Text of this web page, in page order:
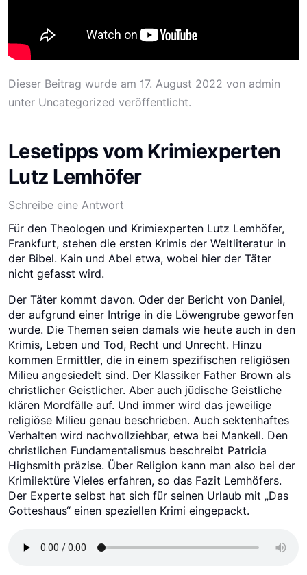
Dieser Beitrag wurde am 17. August 2022 von admin
unter Uncategorized veröffentlicht.
Lesetipps vom Krimiexperten
Lutz Lemhöfer
Schreibe eine Antwort
Für den Theologen und Krimiexperten Lutz Lemhöfer,
Frankfurt, stehen die ersten Krimis der Weltliteratur in
der Bibel. Kain und Abel etwa, wobei hier der Täter
nicht gefasst wird.
Der Täter kommt davon. Oder der Bericht von Daniel,
der aufgrund einer Intrige in die Löwengrube geworfen
wurde. Die Themen seien damals wie heute auch in den
Krimis, Leben und Tod, Recht und Unrecht. Hinzu
kommen Ermittler, die in einem spezifischen religiösen
Milieu angesiedelt sind. Der Klassiker Father Brown als
christlicher Geistlicher. Aber auch jüdische Geistliche
klären Mordfälle auf. Und immer wird das jeweilige
religiöse Milieu genau beschrieben. Auch sektenhaftes
Verhalten wird nachvollziehbar, etwa bei Mankell. Den
christlichen Fundamentalismus beschreibt Patricia
Highsmith präzise. Über Religion kann man also bei der
Krimilektüre Vieles erfahren, so das Fazit Lemhöfers.
Der Experte selbst hat sich für seinen Urlaub mit „Das
Gotteshaus“ einen speziellen Krimi eingepackt.